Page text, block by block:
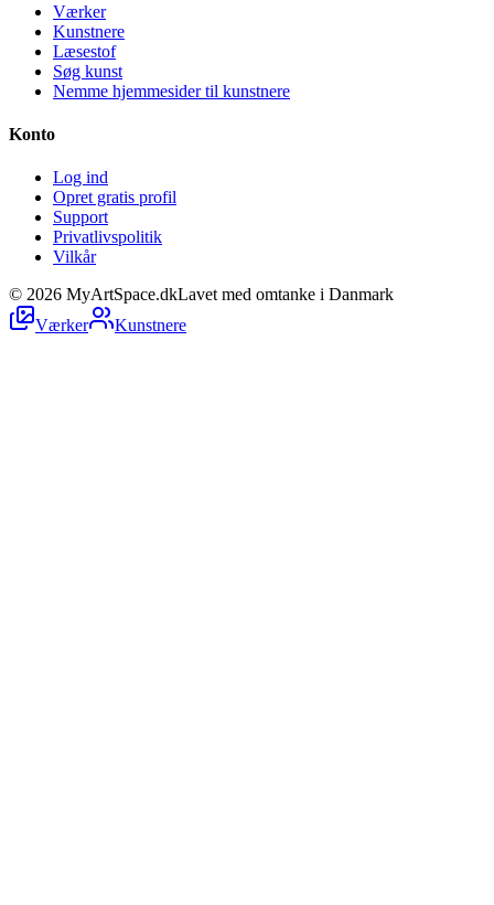
Værker
Kunstnere
Læsestof
Søg kunst
Nemme hjemmesider til kunstnere
Konto
Log ind
Opret gratis profil
Support
Privatlivspolitik
Vilkår
© 2026 MyArtSpace.dkLavet med omtanke i Danmark
Værker
Kunstnere